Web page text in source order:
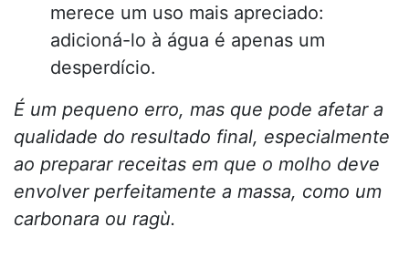
merece um uso mais apreciado:
adicioná-lo à água é apenas um
desperdício.
É um pequeno erro, mas que pode afetar a
qualidade do resultado final, especialmente
ao preparar receitas em que o molho deve
envolver perfeitamente a massa, como um
carbonara ou ragù.